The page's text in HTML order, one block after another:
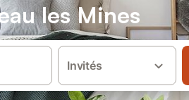
les Mines
Invités